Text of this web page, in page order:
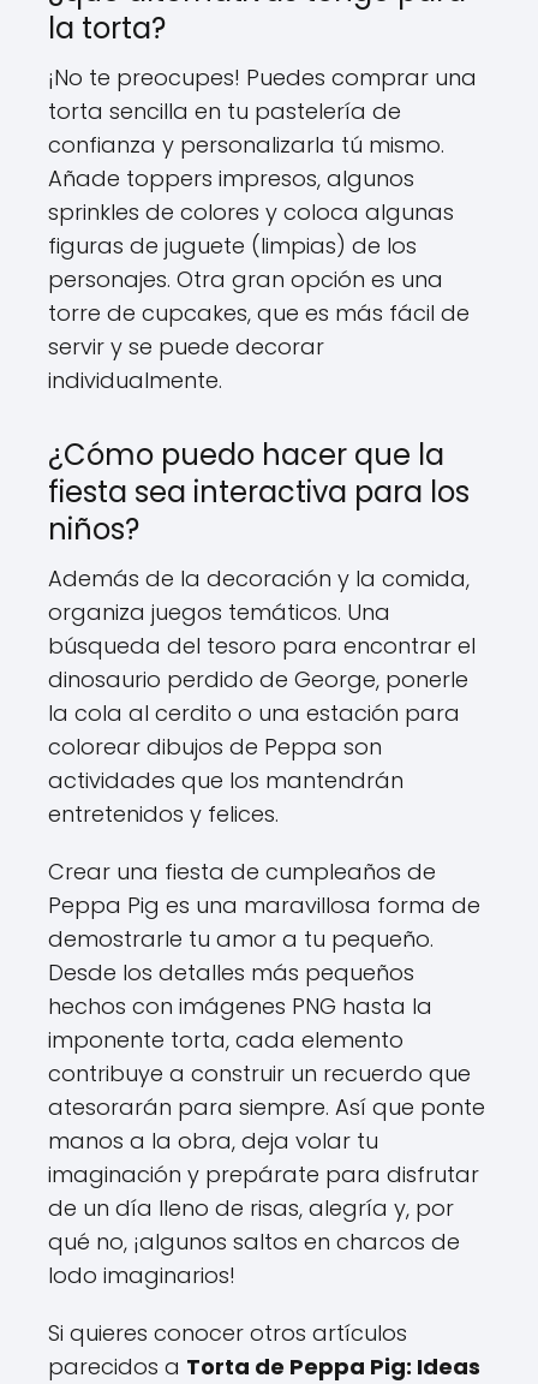
la torta?
¡No te preocupes! Puedes comprar una
torta sencilla en tu pastelería de
confianza y personalizarla tú mismo.
Añade toppers impresos, algunos
sprinkles de colores y coloca algunas
figuras de juguete (limpias) de los
personajes. Otra gran opción es una
torre de cupcakes, que es más fácil de
servir y se puede decorar
individualmente.
¿Cómo puedo hacer que la
fiesta sea interactiva para los
niños?
Además de la decoración y la comida,
organiza juegos temáticos. Una
búsqueda del tesoro para encontrar el
dinosaurio perdido de George, ponerle
la cola al cerdito o una estación para
colorear dibujos de Peppa son
actividades que los mantendrán
entretenidos y felices.
Crear una fiesta de cumpleaños de
Peppa Pig es una maravillosa forma de
demostrarle tu amor a tu pequeño.
Desde los detalles más pequeños
hechos con imágenes PNG hasta la
imponente torta, cada elemento
contribuye a construir un recuerdo que
atesorarán para siempre. Así que ponte
manos a la obra, deja volar tu
imaginación y prepárate para disfrutar
de un día lleno de risas, alegría y, por
qué no, ¡algunos saltos en charcos de
lodo imaginarios!
Si quieres conocer otros artículos
parecidos a Torta de Peppa Pig: Ideas